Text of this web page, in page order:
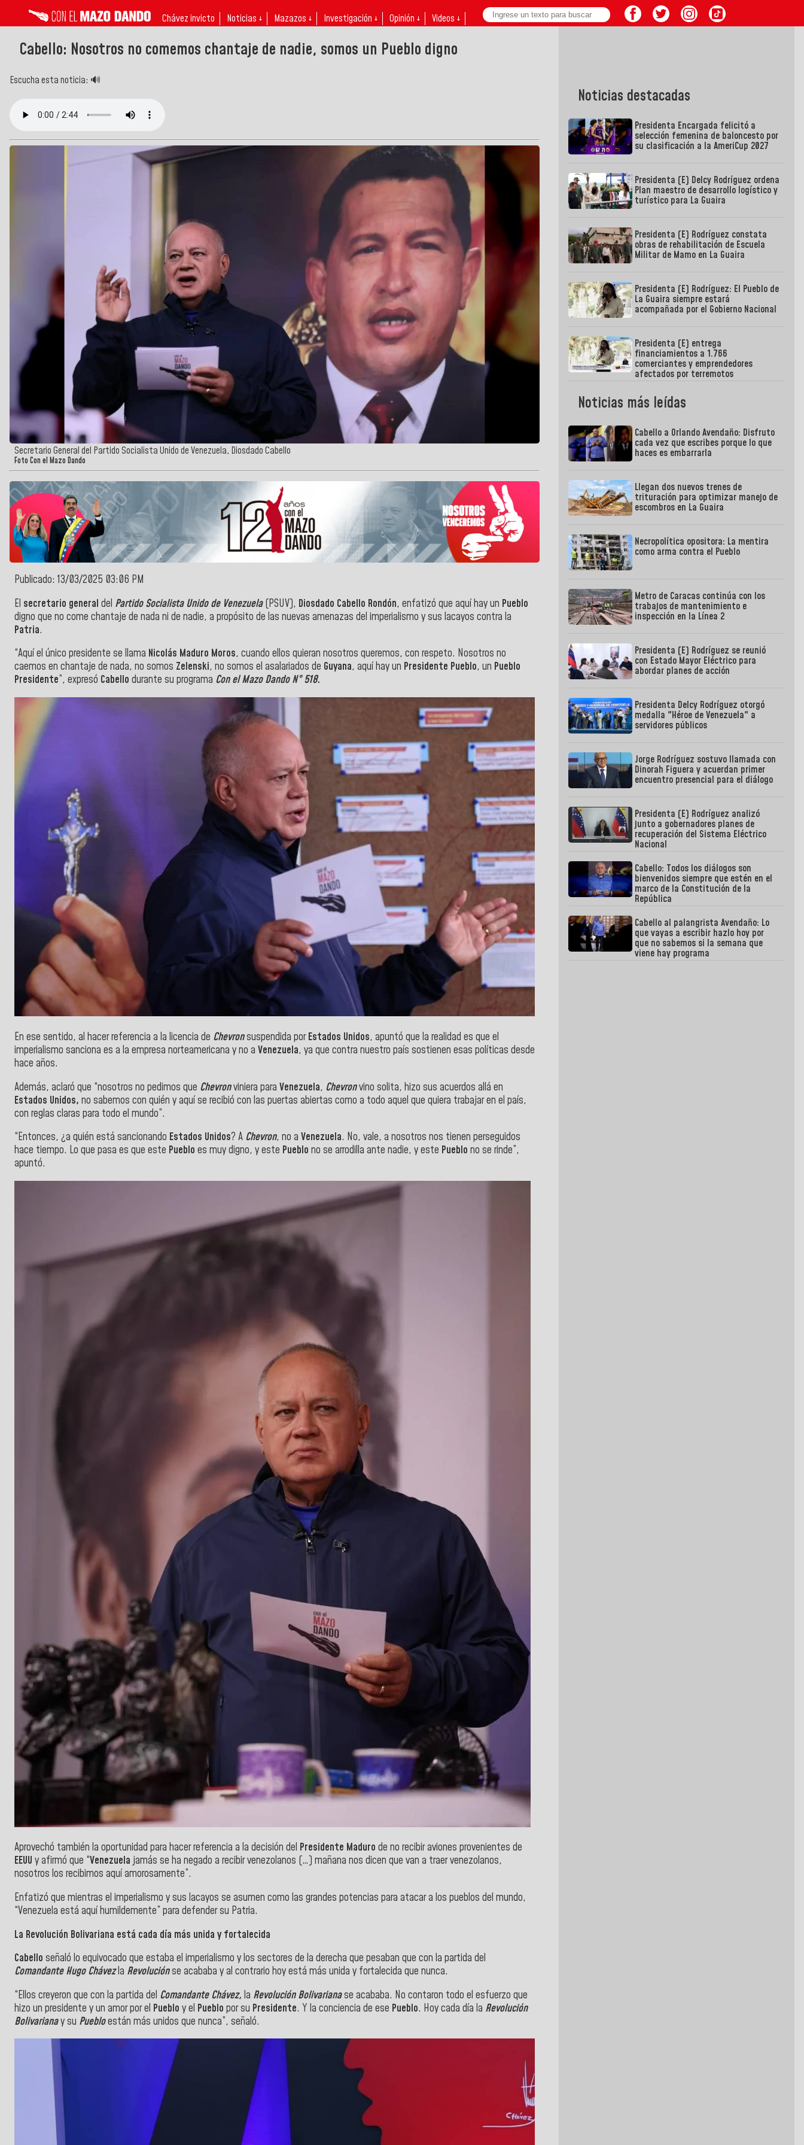
Chávez invicto Noticias ↓ Mazazos ↓ Investigación ↓ Opinión ↓ Videos ↓
Cabello: Nosotros no comemos chantaje de nadie, somos un Pueblo digno
Escucha esta noticia: 🔊
Secretario General del Partido Socialista Unido de Venezuela, Diosdado Cabello
Foto Con el Mazo Dando
Publicado: 13/03/2025 03:06 PM
El secretario general del Partido Socialista Unido de Venezuela(PSUV), Diosdado Cabello Rondón, enfatizó que aquí hay un Pueblo
digno que no come chantaje de nada ni de nadie, a propósito de las nuevas amenazas del imperialismo y sus lacayos contra la
Patria.
“Aquí el único presidente se llama Nicolás Maduro Moros, cuando ellos quieran nosotros queremos, con respeto. Nosotros no
caemos en chantaje de nada, no somos Zelenski, no somos el asalariados de Guyana, aquí hay un Presidente Pueblo, un Pueblo
Presidente”, expresó Cabello durante su programa Con el Mazo Dando N° 518.
En ese sentido, al hacer referencia a la licencia de Chevronsuspendida porEstados Unidos, apuntó que la realidad es que el
imperialismo sanciona es a la empresa norteamericana y no a Venezuela, ya que contra nuestro país sostienen esas políticas desde
hace años.
Además, aclaró que “nosotros no pedimos que Chevronviniera para Venezuela, Chevronvino solita, hizo sus acuerdos allá en
Estados Unidos, no sabemos con quién y aquí se recibió con las puertas abiertas como a todo aquel que quiera trabajar en el país,
con reglas claras para todo el mundo”.
“Entonces, ¿a quién está sancionando Estados Unidos? A Chevron, no a Venezuela. No, vale, a nosotros nos tienen perseguidos
hace tiempo. Lo que pasa es que este Pueblo es muy digno, y este Pueblo no se arrodilla ante nadie, y este Pueblo no se rinde”,
apuntó.
Aprovechó también la oportunidad para hacer referencia a la decisión del Presidente Maduro de no recibir aviones provenientes de
EEUU y afirmó que “Venezuelajamás se ha negado a recibir venezolanos (…) mañana nos dicen que van a traer venezolanos,
nosotros los recibimos aquí amorosamente”.
Enfatizó que mientras el imperialismo y sus lacayos se asumen como las grandes potencias para atacar a los pueblos del mundo,
“Venezuela está aquí humildemente” para defender su Patria.
La Revolución Bolivariana está cada día más unida y fortalecida
Cabello señaló lo equivocado que estaba el imperialismo y los sectores de la derecha que pesaban que con la partida del
Comandante Hugo Chávezla Revoluciónse acababa y al contrario hoy está más unida y fortalecida que nunca.
“Ellos creyeron que con la partida del Comandante Chávez, la Revolución Bolivarianase acababa. No contaron todo el esfuerzo que
hizo un presidente y un amor por el Pueblo y el Pueblo por su Presidente. Y la conciencia de ese Pueblo. Hoy cada día la Revolución
Bolivarianay su Puebloestán más unidos que nunca”, señaló.
Noticias destacadas
Presidenta Encargada felicitó a
selección femenina de baloncesto por
su clasificación a la AmeriCup 2027
Presidenta (E) Delcy Rodríguez ordena
Plan maestro de desarrollo logístico y
turístico para La Guaira
Presidenta (E) Rodríguez constata
obras de rehabilitación de Escuela
Militar de Mamo en La Guaira
Presidenta (E) Rodríguez: El Pueblo de
La Guaira siempre estará
acompañada por el Gobierno Nacional
Presidenta (E) entrega
financiamientos a 1.766
comerciantes y emprendedores
afectados por terremotos
Noticias más leídas
Cabello a Orlando Avendaño: Disfruto
cada vez que escribes porque lo que
haces es embarrarla
Llegan dos nuevos trenes de
trituración para optimizar manejo de
escombros en La Guaira
Necropolítica opositora: La mentira
como arma contra el Pueblo
Metro de Caracas continúa con los
trabajos de mantenimiento e
inspección en la Línea 2
Presidenta (E) Rodríguez se reunió
con Estado Mayor Eléctrico para
abordar planes de acción
Presidenta Delcy Rodríguez otorgó
medalla "Héroe de Venezuela" a
servidores públicos
Jorge Rodríguez sostuvo llamada con
Dinorah Figuera y acuerdan primer
encuentro presencial para el diálogo
Presidenta (E) Rodríguez analizó
junto a gobernadores planes de
recuperación del Sistema Eléctrico
Nacional
Cabello: Todos los diálogos son
bienvenidos siempre que estén en el
marco de la Constitución de la
República
Cabello al palangrista Avendaño: Lo
que vayas a escribir hazlo hoy por
que no sabemos si la semana que
viene hay programa